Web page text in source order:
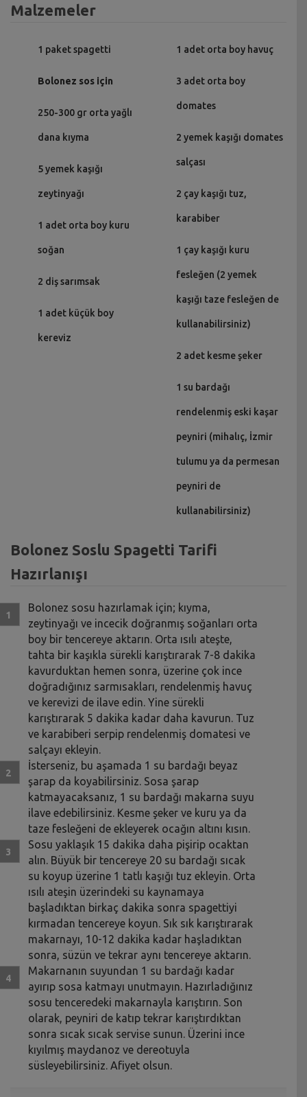
Malzemeler
1 paket spagetti
Bolonez sos için
250-300 gr orta yağlı
dana kıyma
5 yemek kaşığı
zeytinyağı
1 adet orta boy kuru
soğan
2 diş sarımsak
1 adet küçük boy
kereviz
1 adet orta boy havuç
3 adet orta boy
domates
2 yemek kaşığı domates
salçası
2 çay kaşığı tuz,
karabiber
1 çay kaşığı kuru
fesleğen (2 yemek
kaşığı taze fesleğen de
kullanabilirsiniz)
2 adet kesme şeker
1 su bardağı
rendelenmiş eski kaşar
peyniri (mihalıç, İzmir
tulumu ya da permesan
peyniri de
kullanabilirsiniz)
Bolonez Soslu Spagetti Tarifi
Hazırlanışı
Bolonez sosu hazırlamak için; kıyma,
zeytinyağı ve incecik doğranmış soğanları orta
boy bir tencereye aktarın. Orta ısılı ateşte,
tahta bir kaşıkla sürekli karıştırarak 7-8 dakika
kavurduktan hemen sonra, üzerine çok ince
doğradığınız sarmısakları, rendelenmiş havuç
ve kerevizi de ilave edin. Yine sürekli
karıştırarak 5 dakika kadar daha kavurun. Tuz
ve karabiberi serpip rendelenmiş domatesi ve
salçayı ekleyin.
İsterseniz, bu aşamada 1 su bardağı beyaz
şarap da koyabilirsiniz. Sosa şarap
katmayacaksanız, 1 su bardağı makarna suyu
ilave edebilirsiniz. Kesme şeker ve kuru ya da
taze fesleğeni de ekleyerek ocağın altını kısın.
Sosu yaklaşık 15 dakika daha pişirip ocaktan
alın. Büyük bir tencereye 20 su bardağı sıcak
su koyup üzerine 1 tatlı kaşığı tuz ekleyin. Orta
ısılı ateşin üzerindeki su kaynamaya
başladıktan birkaç dakika sonra spagettiyi
kırmadan tencereye koyun. Sık sık karıştırarak
makarnayı, 10-12 dakika kadar haşladıktan
sonra, süzün ve tekrar aynı tencereye aktarın.
Makarnanın suyundan 1 su bardağı kadar
ayırıp sosa katmayı unutmayın. Hazırladığınız
sosu tenceredeki makarnayla karıştırın. Son
olarak, peyniri de katıp tekrar karıştırdıktan
sonra sıcak sıcak servise sunun. Üzerini ince
kıyılmış maydanoz ve dereotuyla
süsleyebilirsiniz. Afiyet olsun.